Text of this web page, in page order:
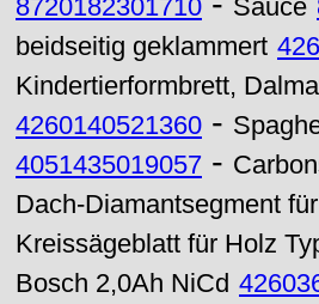
8720182301710
Sauce
beidseitig geklammert
Kindertierformbrett,
4260140521360 -
4051435019057 -
Dach-Diamantsegment
Kreissägeblatt für Holz
Bosch 2,0Ah NiCd